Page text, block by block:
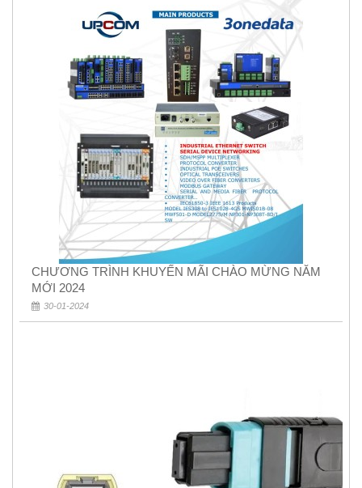
CHƯƠNG TRÌNH KHUYẾN MÃI CHÀO MỪNG NĂM
MỚI 2024
30-01-2024